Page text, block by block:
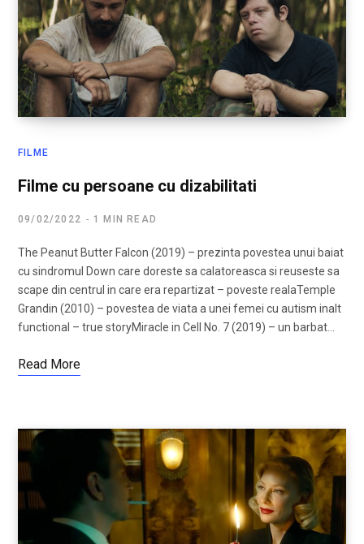
FILME
Filme cu persoane cu dizabilitati
09/02/2022 1 MIN READ
The Peanut Butter Falcon (2019) – prezinta povestea unui baiat
cu sindromul Down care doreste sa calatoreasca si reuseste sa
scape din centrul in care era repartizat – poveste realaTemple
Grandin (2010) – povestea de viata a unei femei cu autism inalt
functional – true storyMiracle in Cell No. 7 (2019) – un barbat…
Read More